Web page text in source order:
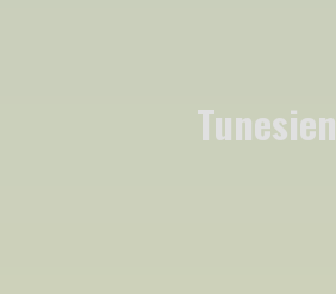
Tunesien